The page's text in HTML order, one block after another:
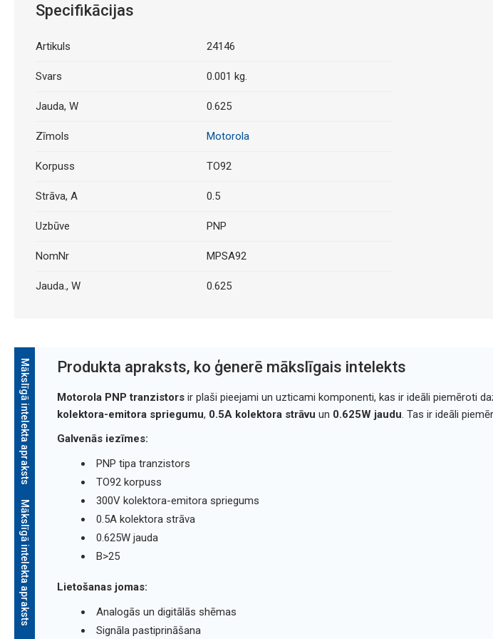
Specifikācijas
Artikuls 24146
Svars 0.001 kg.
Jauda, W 0.625
Zīmols Motorola
Korpuss TO92
Strāva, A 0.5
Uzbūve PNP
NomNr MPSA92
Jauda., W 0.625
Mākslīgā intelekta apraksts
Mākslīgā intelekta apraksts
Produkta apraksts, ko ģenerē mākslīgais intelekts
Motorola PNP tranzistorsir plaši pieejami un uzticami komponenti, kas ir ideāli piemēroti
kolektora-emitora spriegumu, 0.5A kolektora strāvu un 0.625W jaudu . Tas ir ideāli
Galvenās iezīmes:
PNP tipa tranzistors
TO92 korpuss
300V kolektora-emitora spriegums
0.5A kolektora strāva
0.625W jauda
B>25
Lietošanas jomas:
Analogās un digitālās shēmas
Signāla pastiprināšana